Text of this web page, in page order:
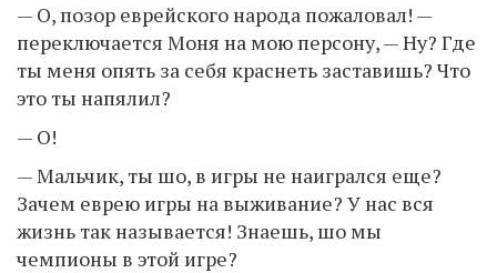
— О, позор еврейского народа пожаловал! —
переключается Моня на мою персону, — Ну? Где
ты меня опять за себя краснеть заставишь? Что
это ты напялил?
— О!
— Мальчик, ты шо, в игры не наигрался еще?
Зачем еврею игры на выживание? У нас вся
жизнь так называется! Знаешь, шо мы
чемпионы в этой игре?